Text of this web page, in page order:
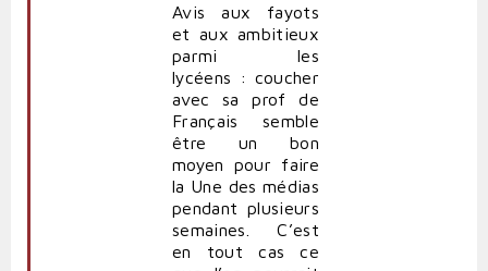
Avis aux fayots
et aux ambitieux
parmi les
lycéens : coucher
avec sa prof de
Français semble
être un bon
moyen pour faire
la Une des médias
pendant plusieurs
semaines. C’est
en tout cas ce